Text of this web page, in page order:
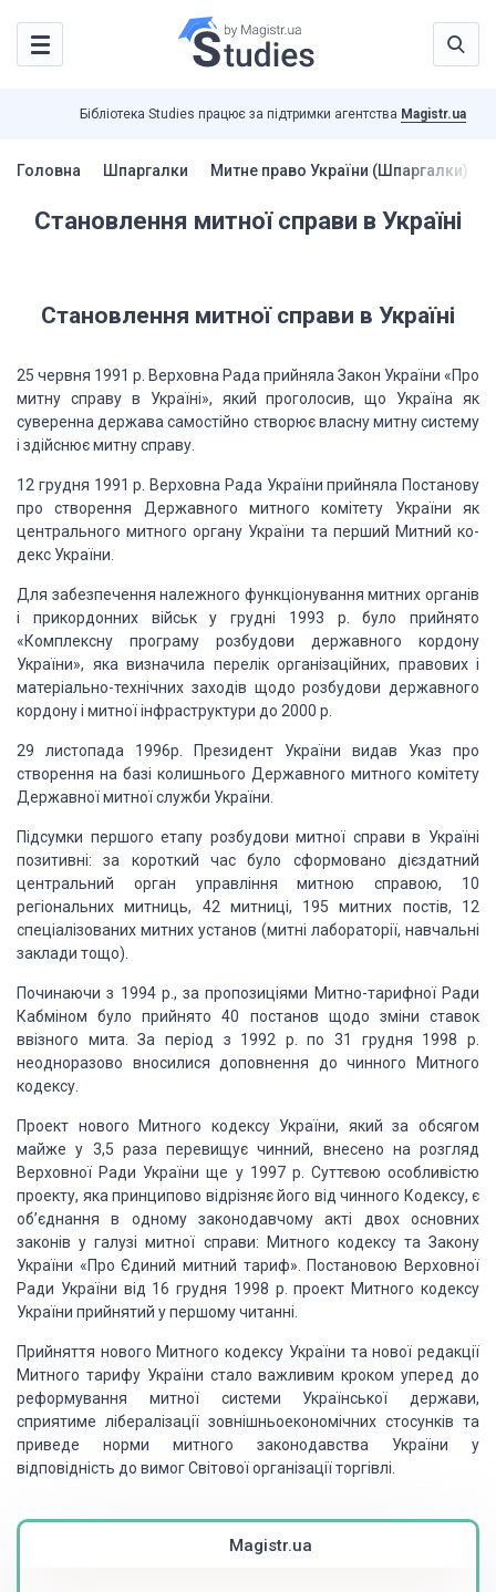
Бібліотека Studies працює за підтримки агентства Magistr.ua
Головна Шпаргалки Митне право України (Шпаргалки)
Становлення митної справи в Україні
Становлення митної справи в Україні
25 червня 1991 p. Верховна Рада прийняла Закон України «Про
митну справу в Україні», який проголосив, що Україна як
суверенна держава самостійно створює власну митну систему
і здійснює митну справу.
12 грудня 1991 p. Верховна Рада України прийняла Поста­нову
про створення Державного митного комітету України як
центрального митного органу України та перший Митний ко­
декс України.
Для забезпечення належного функціонування митних органів
і прикордонних військ у грудні 1993 p. було прийнято
«Комплекс­ну програму розбудови державного кордону
України», яка визна­чила перелік організаційних, правових і
матеріально-технічних за­ходів щодо розбудови державного
кордону і митної інфраструк­тури до 2000 p.
29 листопада 1996р. Президент України видав Указ про
створення на базі колишнього Державного митного комітету
Державної митної служби України.
Підсумки першого етапу розбудови митної справи в Україні
позитивні: за короткий час було сформовано дієздатний
центральний орган управління мит­ною справою, 10
регіональних митниць, 42 митниці, 195 митних постів, 12
спеціалізованих митних установ (митні лабораторії, навчальні
заклади тощо).
Починаючи з 1994 p., за пропозиціями Митно-тарифної Ради
Кабміном було прийнято 40 постанов щодо зміни ставок
ввізного мита. За період з 1992 p. по 31 грудня 1998 p.
неодноразово вно­силися доповнення до чинного Митного
кодексу.
Проект нового Митного кодексу України, який за обсягом
майже у 3,5 раза перевищує чинний, внесено на розгляд
Верхов­ної Ради України ще у 1997 p. Суттєвою особливістю
проекту, яка принципово відрізняє його від чинного Кодексу, є
об’єднання в одному законодавчо­му акті двох основних
законів у галузі митної справи: Митного кодексу та Закону
України «Про Єдиний митний тариф». Постановою Верховної
Ради України від 16 грудня 1998 p. проект Митного кодексу
України прийнятий у першому чи­танні.
Прийняття нового Митного кодексу України та нової редакції
Митного тарифу України стало важливим кроком уперед до
ре­формування митної системи Української держави,
сприятиме лі­бералізації зовнішньоекономічних стосунків та
приведе норми митного законодавства України у
відповідність до вимог Світової організації торгівлі.
Magistr.ua